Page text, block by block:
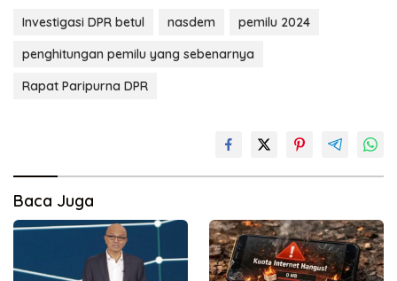
Investigasi DPR betul nasdem
pemilu 2024
penghitungan pemilu yang sebenarnya
Rapat Paripurna DPR
Baca Juga